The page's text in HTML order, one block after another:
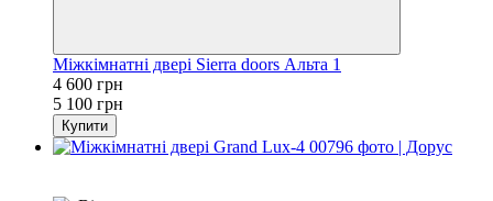
Міжкімнатні двері Sierra doors Альта 1
4 600 грн
5 100 грн
Купити